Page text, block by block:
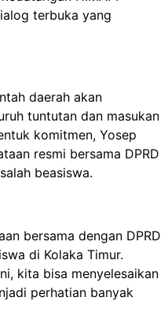
terbuka yang
daerah akan
tuntutan dan masukan
komitmen, Yosep
resmi bersama DPRD
beasiswa.
bersama dengan DPRD
di Kolaka Timur.
kita bisa menyelesaikan
perhatian banyak